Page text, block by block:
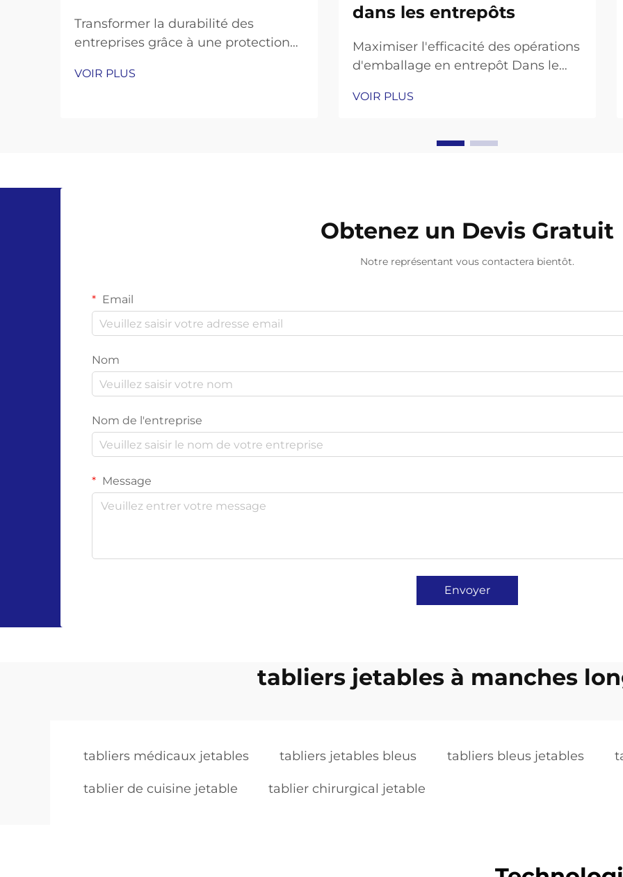
Transformer la durabilité des
entreprises grâce à une protection
l'environnement. Dans le contexte
VOIR PLUS
dans les entrepôts
Maximiser l'efficacité des opérations
d'emballage en entrepôt Dans le
actuel, les entrepôts sont soumis à
optimiser leurs opérations tout en
VOIR PLUS
Obtenez un Devis Gratuit
Notre représentant vous contactera bientôt.
Email
Nom
Nom de l'entreprise
Message
Envoyer
tabliers jetables à manches
tabliers médicaux jetables tabliers jetables bleus tabliers bleus jetables
tablier de cuisine jetable tablier chirurgical jetable